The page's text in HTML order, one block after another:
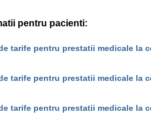
pentru pacienti:
tarife pentru prestatii medicale la
tarife pentru prestatii medicale la
tarife pentru prestatii medicale la